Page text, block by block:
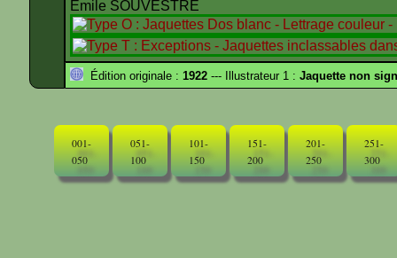
Emile SOUVESTRE
Édition originale : 1922 --- Illustrateur 1 : Jaquette non
001-
050
051-
100
101-
150
151-
200
201-
250
251-
300